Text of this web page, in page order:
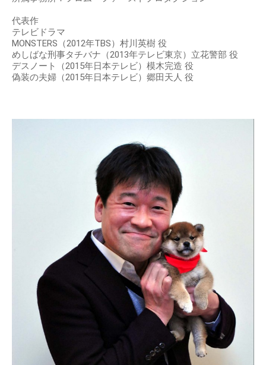
代表作
テレビドラマ
MONSTERS（2012年TBS）村川英樹 役
めしばな刑事タチバナ（2013年テレビ東京）立花警部 役
デスノート（2015年日本テレビ）模木完造 役
偽装の夫婦（2015年日本テレビ）郷田天人 役